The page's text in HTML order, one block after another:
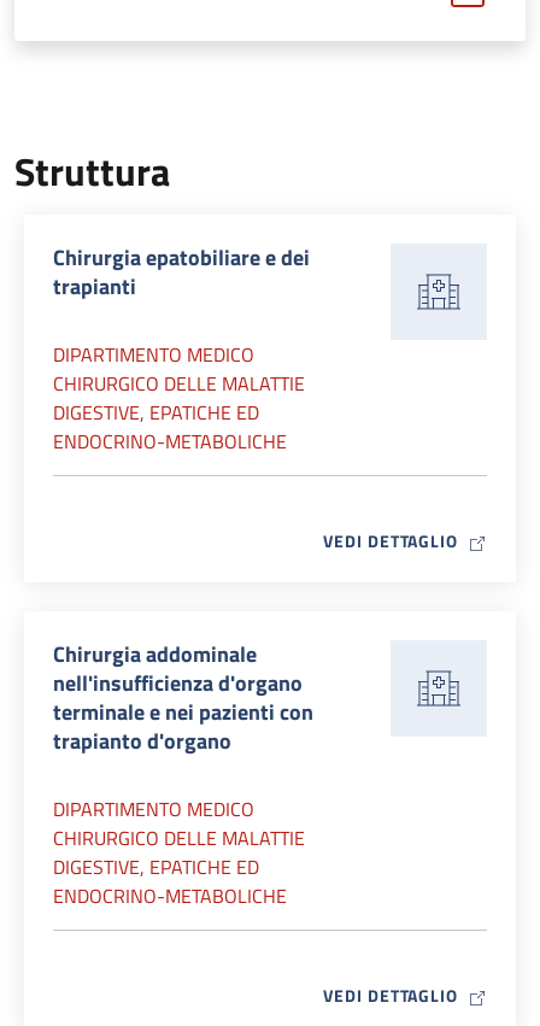
Struttura
Chirurgia epatobiliare e dei
trapianti
DIPARTIMENTO MEDICO
CHIRURGICO DELLE MALATTIE
DIGESTIVE, EPATICHE ED
ENDOCRINO-METABOLICHE
VEDI DETTAGLIO MAP ICON
Chirurgia addominale
nell'insufficienza d'organo
terminale e nei pazienti con
trapianto d'organo
DIPARTIMENTO MEDICO
CHIRURGICO DELLE MALATTIE
DIGESTIVE, EPATICHE ED
ENDOCRINO-METABOLICHE
VEDI DETTAGLIO MAP ICON